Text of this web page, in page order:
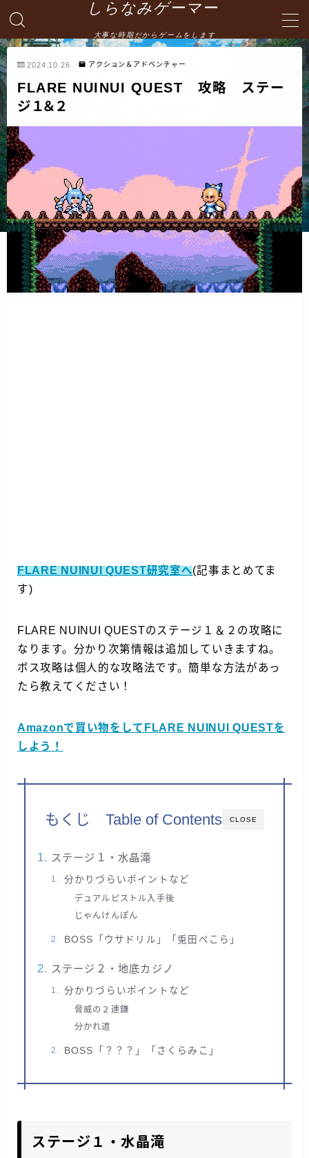
しらなみゲーマー
大事な時期だからゲームをします
MENU
English
HOME
お問い合わせ
プライバシーポリシー・免責事項
サイトマップ -site map-
管理人の自己紹介
2024.10.26 アクション＆アドベンチャー
FLARE NUINUI QUEST 攻略 ステー
ジ１＆２
FLARE NUINUI QUEST研究室へ(記事まとめてま
す)
FLARE NUINUI QUESTのステージ１＆２の攻略に
なります。分かり次第情報は追加していきますね。
ボス攻略は個人的な攻略法です。簡単な方法があっ
たら教えてください！
Amazonで買い物をしてFLARE NUINUI QUESTを
しよう！
CLOSE
もくじ Table of Contents
ステージ１・水晶滝
分かりづらいポイントなど
デュアルピストル入手後
じゃんけんぽん
BOSS「ウサドリル」「兎田ぺこら」
ステージ２・地底カジノ
分かりづらいポイントなど
脅威の２連鎌
分かれ道
BOSS「？？？」「さくらみこ」
ステージ１・水晶滝